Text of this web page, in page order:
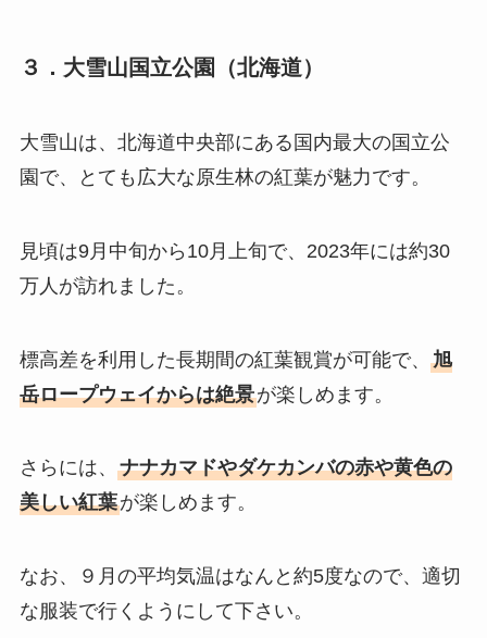
３．大雪山国立公園（北海道）
大雪山は、北海道中央部にある国内最大の国立公
園で、とても広大な原生林の紅葉が魅力です。
見頃は9月中旬から10月上旬で、2023年には約30
万人が訪れました。
標高差を利用した長期間の紅葉観賞が可能で、 旭
岳ロープウェイからは絶景が楽しめます。
さらには、 ナナカマドやダケカンバの赤や黄色の
美しい紅葉が楽しめます。
なお、９月の平均気温はなんと約5度なので、適切
な服装で行くようにして下さい。